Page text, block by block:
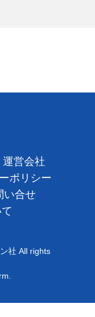
運営会社
ポリシー
い合せ
社 All rights
.